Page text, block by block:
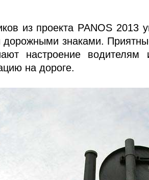
из проекта PANOS 2013
дорожными знаками.
настроение
на дороге.